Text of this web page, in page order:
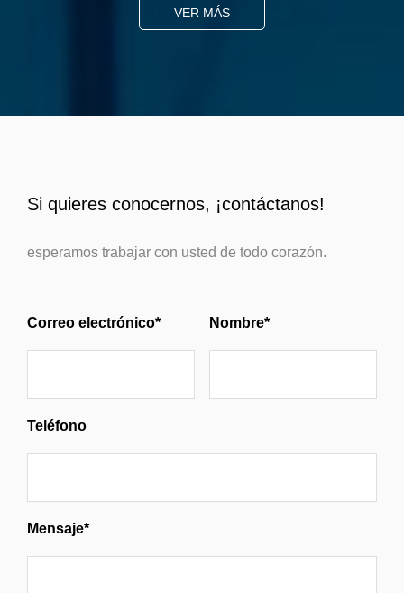
VER MÁS
Si quieres conocernos, ¡contáctanos!
esperamos trabajar con usted de todo corazón.
Correo electrónico* Nombre*
Teléfono
Mensaje*